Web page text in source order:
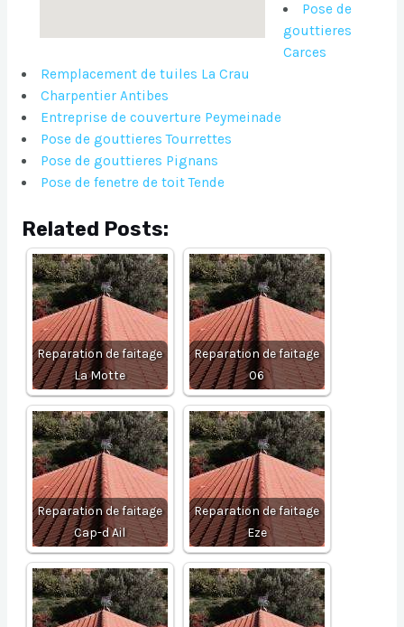
Pose de
gouttieres
Carces
Remplacement de tuiles La Crau
Charpentier Antibes
Entreprise de couverture Peymeinade
Pose de gouttieres Tourrettes
Pose de gouttieres Pignans
Pose de fenetre de toit Tende
Related Posts:
Reparation de faitage
La Motte
Reparation de faitage
06
Reparation de faitage
Cap-d Ail
Reparation de faitage
Eze